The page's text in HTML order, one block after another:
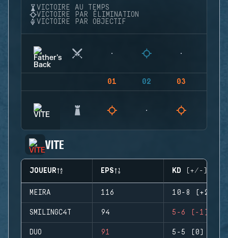
VICTOIRE AU TEMPS
VICTOIRE PAR ÉLIMINATION
VICTOIRE PAR OBJECTIF
01 02 03
VITE
JOUEUR EPS KD (+/-)
MEIRA 116 10-8 (+2)
SMILINGC4T 94 5-6 (-1)
DUO 91 5-5 (0)